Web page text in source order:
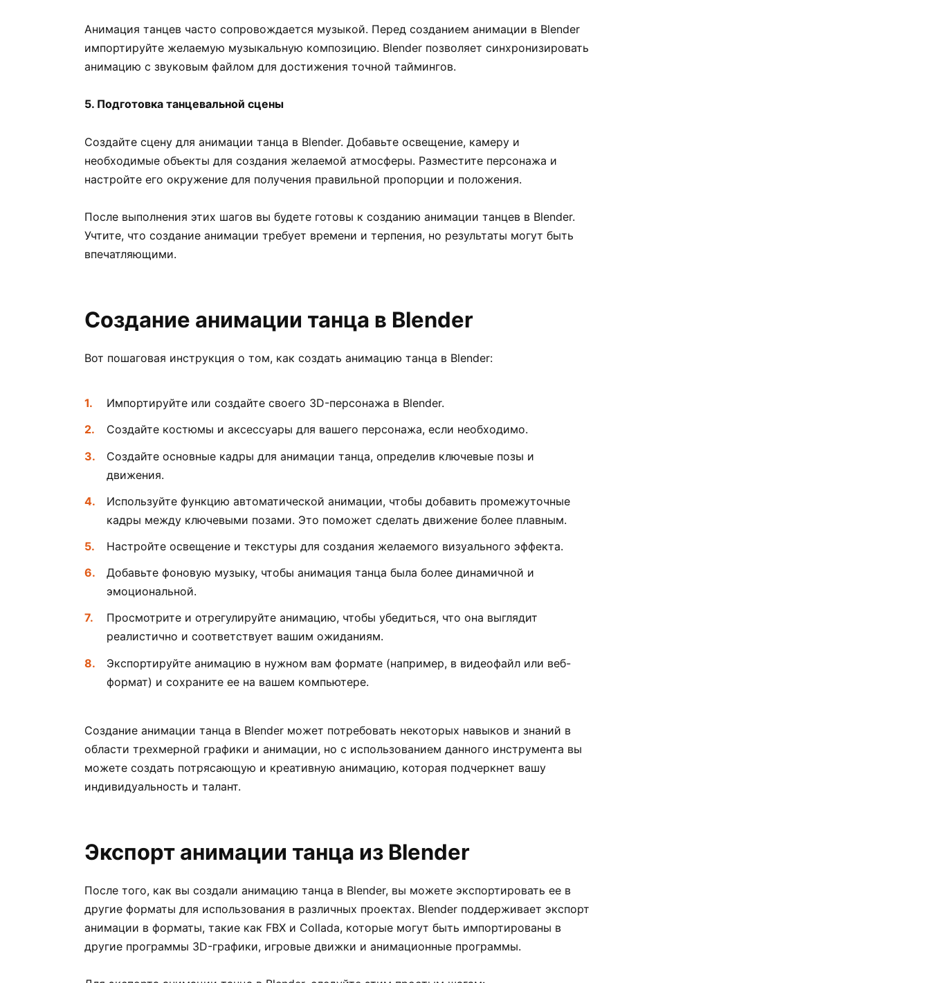
Анимация танцев часто сопровождается музыкой. Перед созданием анимации в Blender
импортируйте желаемую музыкальную композицию. Blender позволяет синхронизировать
анимацию с звуковым файлом для достижения точной таймингов.
5. Подготовка танцевальной сцены
Создайте сцену для анимации танца в Blender. Добавьте освещение, камеру и
необходимые объекты для создания желаемой атмосферы. Разместите персонажа и
настройте его окружение для получения правильной пропорции и положения.
После выполнения этих шагов вы будете готовы к созданию анимации танцев в Blender.
Учтите, что создание анимации требует времени и терпения, но результаты могут быть
впечатляющими.
Создание анимации танца в Blender
Вот пошаговая инструкция о том, как создать анимацию танца в Blender:
Импортируйте или создайте своего 3D-персонажа в Blender.
Создайте костюмы и аксессуары для вашего персонажа, если необходимо.
Создайте основные кадры для анимации танца, определив ключевые позы и
движения.
Используйте функцию автоматической анимации, чтобы добавить промежуточные
кадры между ключевыми позами. Это поможет сделать движение более плавным.
Настройте освещение и текстуры для создания желаемого визуального эффекта.
Добавьте фоновую музыку, чтобы анимация танца была более динамичной и
эмоциональной.
Просмотрите и отрегулируйте анимацию, чтобы убедиться, что она выглядит
реалистично и соответствует вашим ожиданиям.
Экспортируйте анимацию в нужном вам формате (например, в видеофайл или веб-
формат) и сохраните ее на вашем компьютере.
Создание анимации танца в Blender может потребовать некоторых навыков и знаний в
области трехмерной графики и анимации, но с использованием данного инструмента вы
можете создать потрясающую и креативную анимацию, которая подчеркнет вашу
индивидуальность и талант.
Экспорт анимации танца из Blender
После того, как вы создали анимацию танца в Blender, вы можете экспортировать ее в
другие форматы для использования в различных проектах. Blender поддерживает экспорт
анимации в форматы, такие как FBX и Collada, которые могут быть импортированы в
другие программы 3D-графики, игровые движки и анимационные программы.